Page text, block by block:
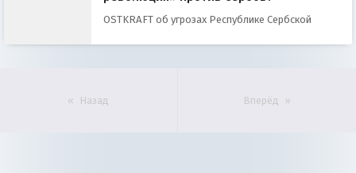
OSTKRAFT об угрозах Республике Сербской
Назад Вперёд